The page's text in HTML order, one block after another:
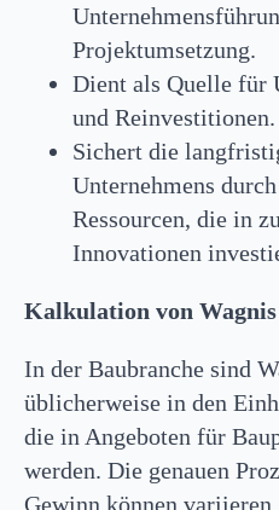
Projektumsetzung.
Dient als Quelle für
und Reinvestitionen.
Sichert die
Unternehmens
Ressourcen, die in
Innovationen
Kalkulation von
In der Baubranche sind
üblicherweise in den
die in Angeboten für
werden. Die genauen
Gewinn können